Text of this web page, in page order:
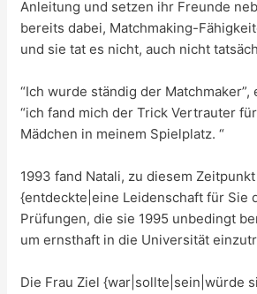
Anleitung und setzen ihr Freunde
bereits dabei, Matchmaking-
und sie tat es nicht, auch nicht
“Ich wurde ständig der
“ich fand mich der Trick Vertrauter
Mädchen in meinem Spielplatz. “
1993 fand Natali, zu diesem
{entdeckte|eine Leidenschaft für Sie
Prüfungen, die sie 1995 unbedingt
um ernsthaft in die Universität
Die Frau Ziel {war|sollte|sein|würde